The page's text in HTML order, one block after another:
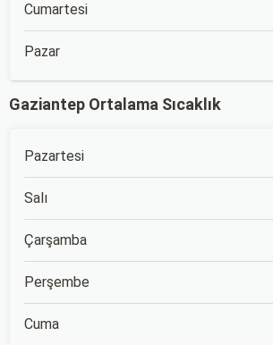
Cumartesi
Pazar
Gaziantep Ortalama Sıcaklık
Pazartesi
Salı
Çarşamba
Perşembe
Cuma